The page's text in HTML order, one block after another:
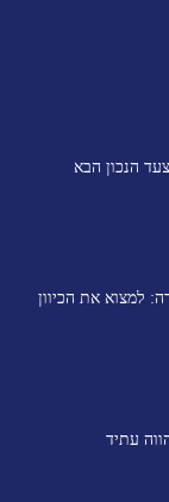
הנכון הבא
למצוא את הכיוון
עתיד